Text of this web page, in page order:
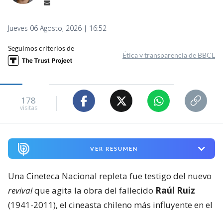
Jueves 06 Agosto, 2026 | 16:52
Seguimos criterios de
Ética y transparencia de BBCL
178
visitas
VER RESUMEN
Una Cineteca Nacional repleta fue testigo del nuevo
revivalque agita la obra del fallecido Raúl Ruiz
(1941-2011), el cineasta chileno más influyente en el